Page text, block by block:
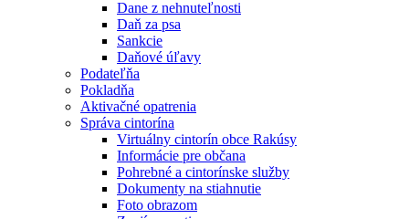
Dane z nehnuteľnosti
Daň za psa
Sankcie
Daňové úľavy
Podateľňa
Pokladňa
Aktivačné opatrenia
Správa cintorína
Virtuálny cintorín obce Rakúsy
Informácie pre občana
Pohrebné a cintorínske služby
Dokumenty na stiahnutie
Foto obrazom